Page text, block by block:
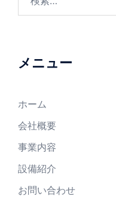
メニュー
ホーム
会社概要
事業内容
設備紹介
お問い合わせ